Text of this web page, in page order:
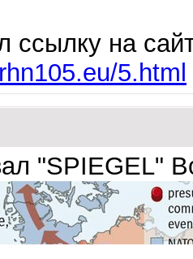
на
5.html
"SPIEGEL"